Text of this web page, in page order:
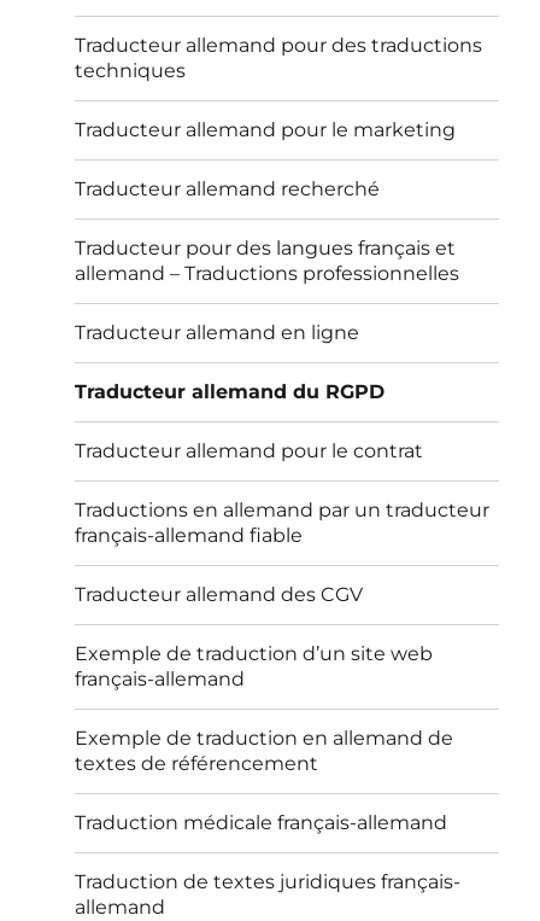
Traducteur allemand pour des traductions
techniques
Traducteur allemand pour le marketing
Traducteur allemand recherché
Traducteur pour des langues français et
allemand – Traductions professionnelles
Traducteur allemand en ligne
Traducteur allemand du RGPD
Traducteur allemand pour le contrat
Traductions en allemand par un traducteur
français-allemand fiable
Traducteur allemand des CGV
Exemple de traduction d’un site web
français-allemand
Exemple de traduction en allemand de
textes de référencement
Traduction médicale français-allemand
Traduction de textes juridiques français-
allemand